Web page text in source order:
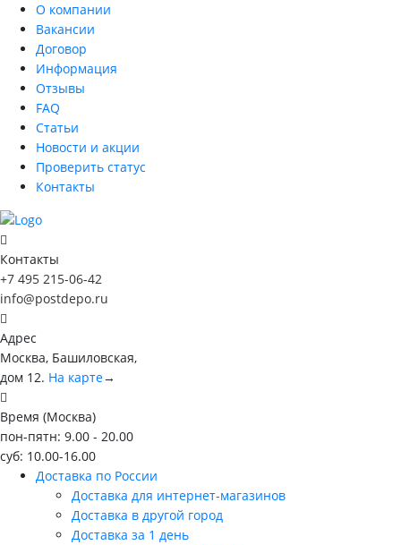
О компании
Вакансии
Договор
Информация
Отзывы
FAQ
Статьи
Новости и акции
Проверить статус
Контакты
Контакты
+7 495 215-06-42
info@postdepo.ru
Адрес
Москва, Башиловская,
дом 12. На карте→
Время (Москва)
пон-пятн: 9.00 - 20.00
суб: 10.00-16.00
Доставка по России
Доставка для интернет-магазинов
Доставка в другой город
Доставка за 1 день